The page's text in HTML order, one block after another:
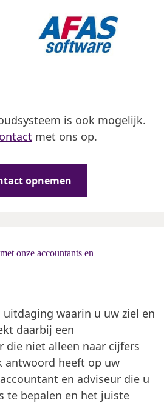
is ook mogelijk.
met ons op.
opnemen
onze accountants en
uitdaging waarin u uw ziel en
daarbij een
die niet alleen naar cijfers
antwoord heeft op uw
en adviseur die u
te bepalen en het juiste